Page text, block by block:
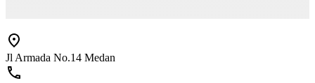
Jl Armada No.14 Medan